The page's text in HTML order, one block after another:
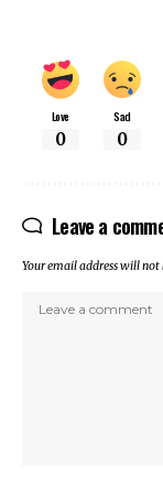
Love
0
Sad
0
Leave a
Your email address will not